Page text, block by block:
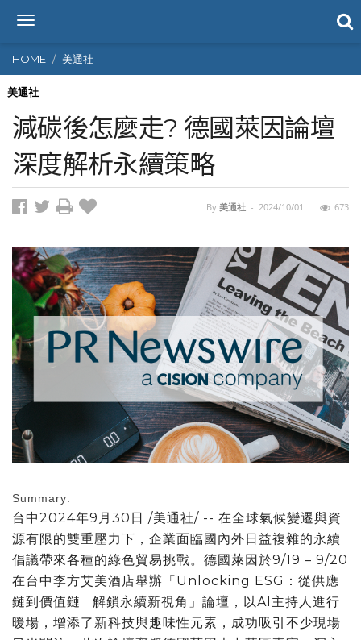
T
g
g
l
n
a
v
i
g
o
n
HOME 美通社
美通社
減碳後怎麼走? 德國萊因論壇
深度解析永續策略
By 美通社 - 2024/10/01 673
Summary:
台中2024年9月30日 /美通社/ -- 在全球氣候變遷與資
源有限的雙重壓力下，企業面臨國內外日益複雜的永續
倡議帶來各種的綠色貿易挑戰。德國萊因於9/19 – 9/20
在台中李方艾美酒店舉辦 「Unlocking ESG：從供應
鏈到價值鏈 解鎖永續新視角 」 論壇，以AI主持人進行
暖場，增添了新科技與趣味性元素，成功吸引不少現場